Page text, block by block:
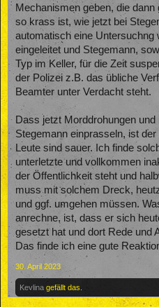
Mechanismen geben, die dann
so krass ist, wie jetzt bei
automatisch eine Untersuchng
eingeleitet und Stegemann,
Typ im Keller, für die Zeit
der Polizei z.B. das übliche
Beamter unter Verdacht steht.
Dass jetzt Morddrohungen und
Stegemann einprasseln, ist
Leute sind sauer. Ich finde
unterletzte und vollkommen
der Öffentlichkeit steht und
muss mit solchem Dreck,
und ggf. umgehen müssen.
anrechne, ist, dass er sich
gesetzt hat und dort Rede und
Das finde ich eine gute
30. April 2023
Kevlina gefällt das.